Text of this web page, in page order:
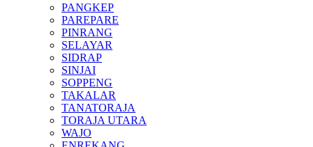
PANGKEP
PAREPARE
PINRANG
SELAYAR
SIDRAP
SINJAI
SOPPENG
TAKALAR
TANATORAJA
TORAJA UTARA
WAJO